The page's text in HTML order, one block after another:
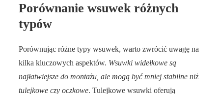
Porównanie wsuwek różnych
typów
Porównując różne typy wsuwek, warto zwrócić uwagę na
kilka kluczowych aspektów. Wsuwki widełkowe są
najłatwiejsze do montażu, ale mogą być mniej stabilne niż
tulejkowe czy oczkowe. Tulejkowe wsuwki oferują